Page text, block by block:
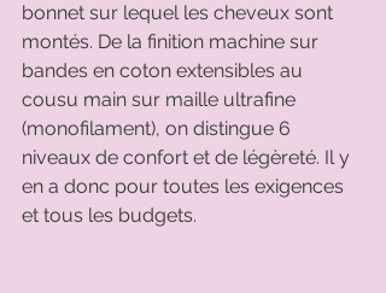
bonnet sur lequel les cheveux sont
montés. De la finition machine sur
bandes en coton extensibles au
cousu main sur maille ultrafine
(monofilament), on distingue 6
niveaux de confort et de légèreté. Il y
en a donc pour toutes les exigences
et tous les budgets.